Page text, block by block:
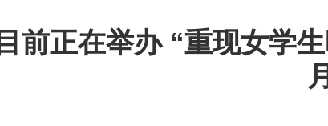
目前正在举办 “重现女学